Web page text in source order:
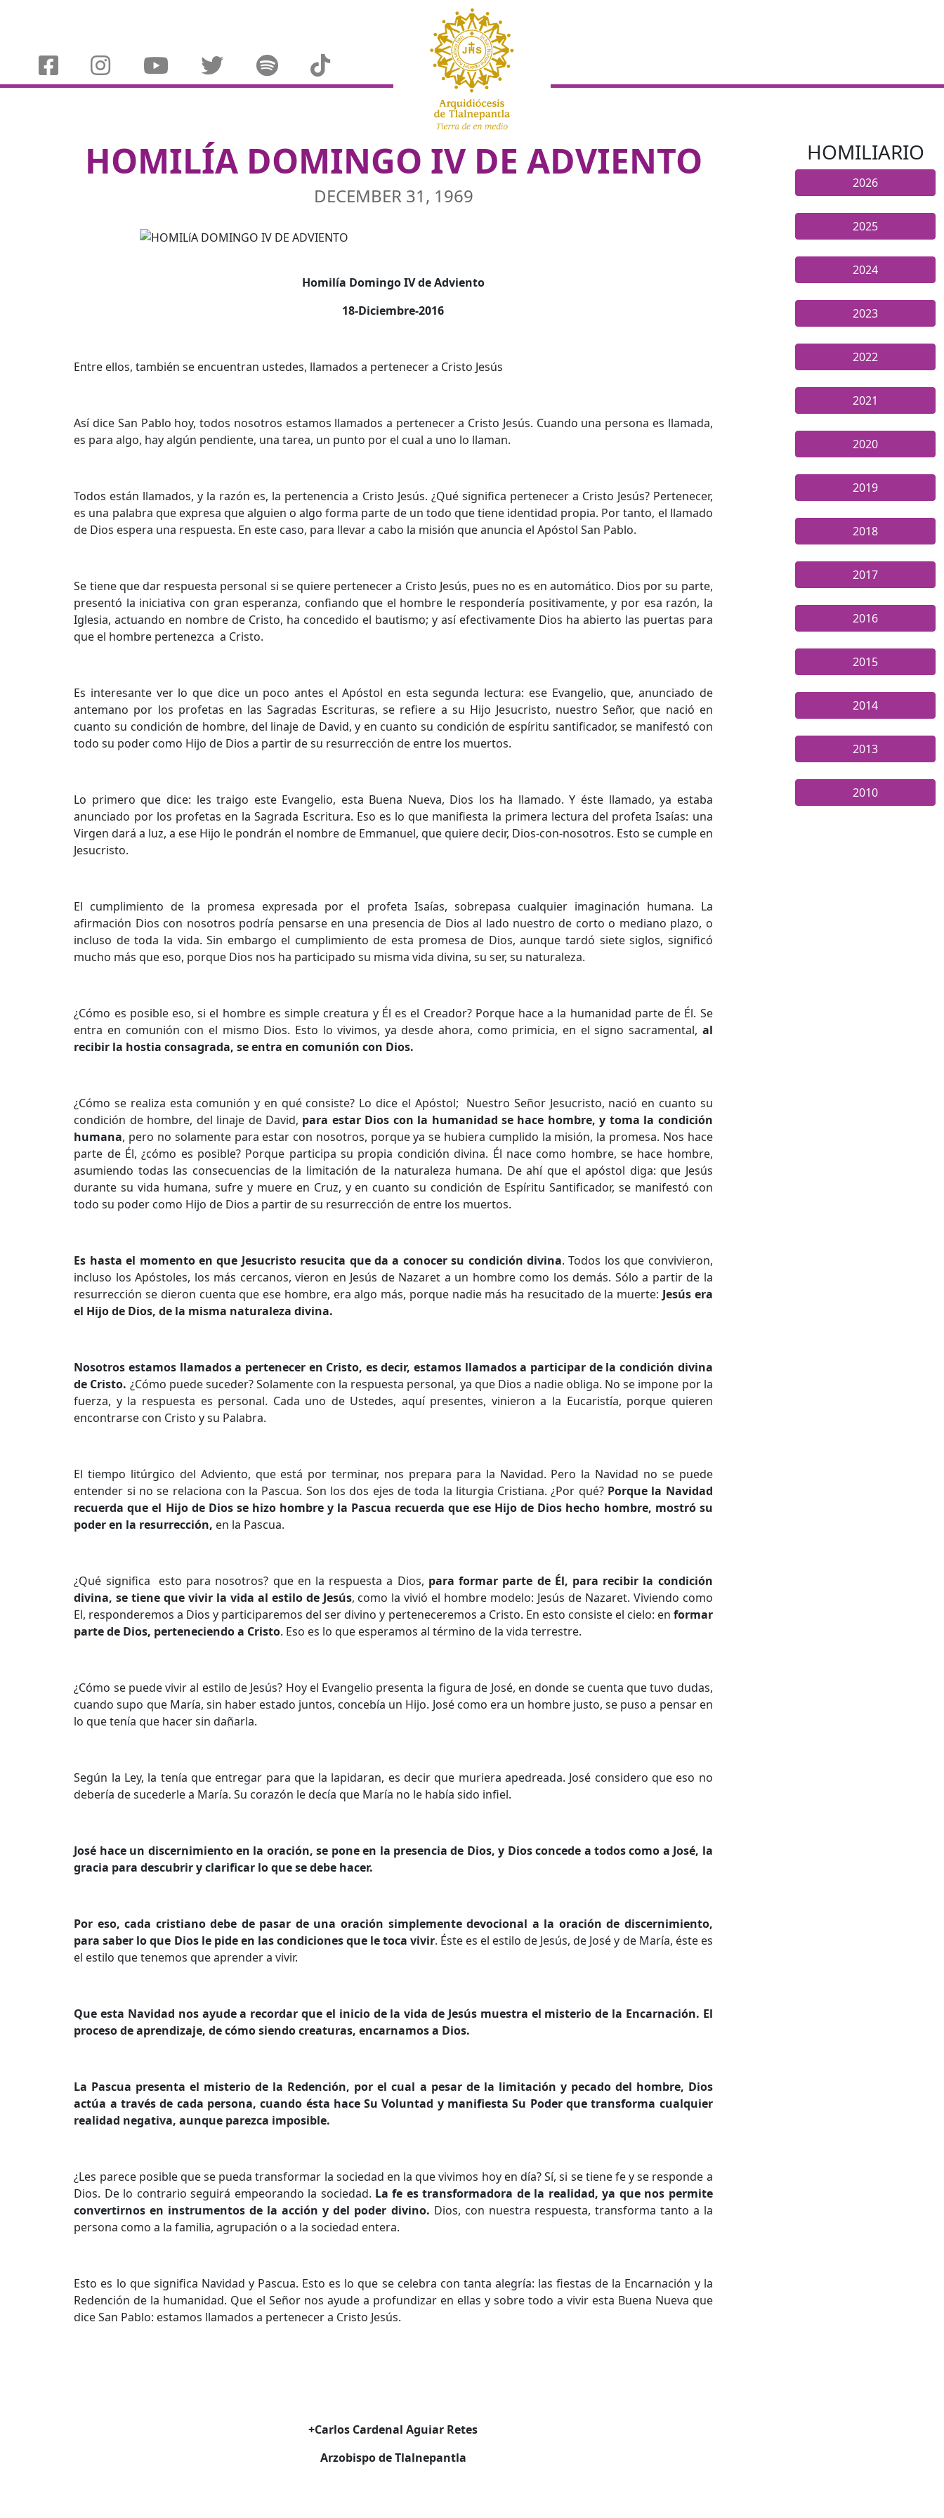
HOMILÍA DOMINGO IV DE ADVIENTO
DECEMBER 31, 1969
Homilía Domingo IV de Adviento
18-Diciembre-2016
Entre ellos, también se encuentran ustedes, llamados a pertenecer a Cristo Jesús
Así dice San Pablo hoy, todos nosotros estamos llamados a pertenecer a Cristo Jesús. Cuando una persona es llamada,
es para algo, hay algún pendiente, una tarea, un punto por el cual a uno lo llaman.
Todos están llamados, y la razón es, la pertenencia a Cristo Jesús. ¿Qué significa pertenecer a Cristo Jesús? Pertenecer,
es una palabra que expresa que alguien o algo forma parte de un todo que tiene identidad propia. Por tanto, el llamado
de Dios espera una respuesta. En este caso, para llevar a cabo la misión que anuncia el Apóstol San Pablo.
Se tiene que dar respuesta personal si se quiere pertenecer a Cristo Jesús, pues no es en automático. Dios por su parte,
presentó la iniciativa con gran esperanza, confiando que el hombre le respondería positivamente, y por esa razón, la
Iglesia, actuando en nombre de Cristo, ha concedido el bautismo; y así efectivamente Dios ha abierto las puertas para
que el hombre pertenezca a Cristo.
Es interesante ver lo que dice un poco antes el Apóstol en esta segunda lectura: ese Evangelio, que, anunciado de
antemano por los profetas en las Sagradas Escrituras, se refiere a su Hijo Jesucristo, nuestro Señor, que nació en
cuanto su condición de hombre, del linaje de David, y en cuanto su condición de espíritu santificador, se manifestó con
todo su poder como Hijo de Dios a partir de su resurrección de entre los muertos.
Lo primero que dice: les traigo este Evangelio, esta Buena Nueva, Dios los ha llamado. Y éste llamado, ya estaba
anunciado por los profetas en la Sagrada Escritura. Eso es lo que manifiesta la primera lectura del profeta Isaías: una
Virgen dará a luz, a ese Hijo le pondrán el nombre de Emmanuel, que quiere decir, Dios-con-nosotros. Esto se cumple en
Jesucristo.
El cumplimiento de la promesa expresada por el profeta Isaías, sobrepasa cualquier imaginación humana. La
afirmación Dios con nosotros podría pensarse en una presencia de Dios al lado nuestro de corto o mediano plazo, o
incluso de toda la vida. Sin embargo el cumplimiento de esta promesa de Dios, aunque tardó siete siglos, significó
mucho más que eso, porque Dios nos ha participado su misma vida divina, su ser, su naturaleza.
¿Cómo es posible eso, si el hombre es simple creatura y Él es el Creador? Porque hace a la humanidad parte de Él. Se
entra en comunión con el mismo Dios. Esto lo vivimos, ya desde ahora, como primicia, en el signo sacramental, al
recibir la hostia consagrada, se entra en comunión con Dios.
¿Cómo se realiza esta comunión y en qué consiste? Lo dice el Apóstol; Nuestro Señor Jesucristo, nació en cuanto su
condición de hombre, del linaje de David, para estar Dios con la humanidad se hace hombre, y toma la condición
humana, pero no solamente para estar con nosotros, porque ya se hubiera cumplido la misión, la promesa. Nos hace
parte de Él, ¿cómo es posible? Porque participa su propia condición divina. Él nace como hombre, se hace hombre,
asumiendo todas las consecuencias de la limitación de la naturaleza humana. De ahí que el apóstol diga: que Jesús
durante su vida humana, sufre y muere en Cruz, y en cuanto su condición de Espíritu Santificador, se manifestó con
todo su poder como Hijo de Dios a partir de su resurrección de entre los muertos.
Es hasta el momento en que Jesucristo resucita que da a conocer su condición divina. Todos los que convivieron,
incluso los Apóstoles, los más cercanos, vieron en Jesús de Nazaret a un hombre como los demás. Sólo a partir de la
resurrección se dieron cuenta que ese hombre, era algo más, porque nadie más ha resucitado de la muerte: Jesús era
el Hijo de Dios, de la misma naturaleza divina.
Nosotros estamos llamados a pertenecer en Cristo, es decir, estamos llamados a participar de la condición divina
de Cristo. ¿Cómo puede suceder? Solamente con la respuesta personal, ya que Dios a nadie obliga. No se impone por la
fuerza, y la respuesta es personal. Cada uno de Ustedes, aquí presentes, vinieron a la Eucaristía, porque quieren
encontrarse con Cristo y su Palabra.
El tiempo litúrgico del Adviento, que está por terminar, nos prepara para la Navidad. Pero la Navidad no se puede
entender si no se relaciona con la Pascua. Son los dos ejes de toda la liturgia Cristiana. ¿Por qué? Porque la Navidad
recuerda que el Hijo de Dios se hizo hombre y la Pascua recuerda que ese Hijo de Dios hecho hombre, mostró su
poder en la resurrección, en la Pascua.
¿Qué significa esto para nosotros? que en la respuesta a Dios, para formar parte de Él, para recibir la condición
divina, se tiene que vivir la vida al estilo de Jesús, como la vivió el hombre modelo: Jesús de Nazaret. Viviendo como
El, responderemos a Dios y participaremos del ser divino y perteneceremos a Cristo. En esto consiste el cielo: en formar
parte de Dios, perteneciendo a Cristo. Eso es lo que esperamos al término de la vida terrestre.
¿Cómo se puede vivir al estilo de Jesús? Hoy el Evangelio presenta la figura de José, en donde se cuenta que tuvo dudas,
cuando supo que María, sin haber estado juntos, concebía un Hijo. José como era un hombre justo, se puso a pensar en
lo que tenía que hacer sin dañarla.
Según la Ley, la tenía que entregar para que la lapidaran, es decir que muriera apedreada. José considero que eso no
debería de sucederle a María. Su corazón le decía que María no le había sido infiel.
José hace un discernimiento en la oración, se pone en la presencia de Dios, y Dios concede a todos como a José, la
gracia para descubrir y clarificar lo que se debe hacer.
Por eso, cada cristiano debe de pasar de una oración simplemente devocional a la oración de discernimiento,
para saber lo que Dios le pide en las condiciones que le toca vivir. Éste es el estilo de Jesús, de José y de María, éste es
el estilo que tenemos que aprender a vivir.
Que esta Navidad nos ayude a recordar que el inicio de la vida de Jesús muestra el misterio de la Encarnación. El
proceso de aprendizaje, de cómo siendo creaturas, encarnamos a Dios.
La Pascua presenta el misterio de la Redención, por el cual a pesar de la limitación y pecado del hombre, Dios
actúa a través de cada persona, cuando ésta hace Su Voluntad y manifiesta Su Poder que transforma cualquier
realidad negativa, aunque parezca imposible.
¿Les parece posible que se pueda transformar la sociedad en la que vivimos hoy en día? Sí, si se tiene fe y se responde a
Dios. De lo contrario seguirá empeorando la sociedad. La fe es transformadora de la realidad, ya que nos permite
convertirnos en instrumentos de la acción y del poder divino. Dios, con nuestra respuesta, transforma tanto a la
persona como a la familia, agrupación o a la sociedad entera.
Esto es lo que significa Navidad y Pascua. Esto es lo que se celebra con tanta alegría: las fiestas de la Encarnación y la
Redención de la humanidad. Que el Señor nos ayude a profundizar en ellas y sobre todo a vivir esta Buena Nueva que
dice San Pablo: estamos llamados a pertenecer a Cristo Jesús.
+Carlos Cardenal Aguiar Retes
Arzobispo de Tlalnepantla
HOMILIARIO
2026
2025
2024
2023
2022
2021
2020
2019
2018
2017
2016
2015
2014
2013
2010